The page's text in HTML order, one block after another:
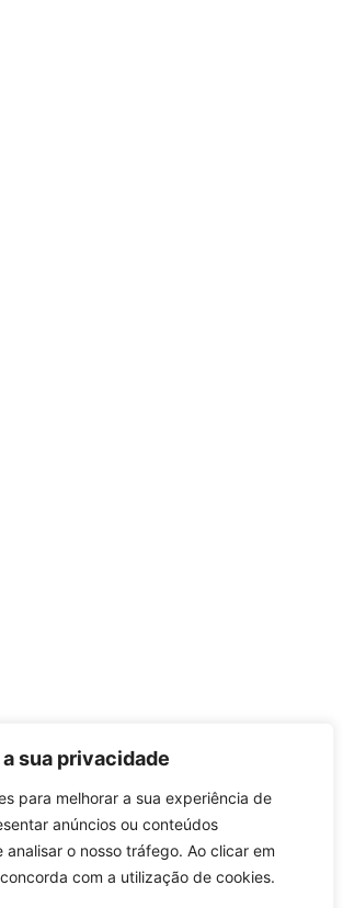
sua privacidade
para melhorar a sua experiência de
anúncios ou conteúdos
analisar o nosso tráfego. Ao clicar em
com a utilização de cookies.